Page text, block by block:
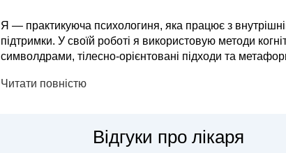
Я — практикуюча психологиня, яка працює з
підтримки. У своїй роботі я використовую методи
символдрами, тілесно-орієнтовані підходи та
допомагаю...
Читати повністю
Відгуки про лікаря